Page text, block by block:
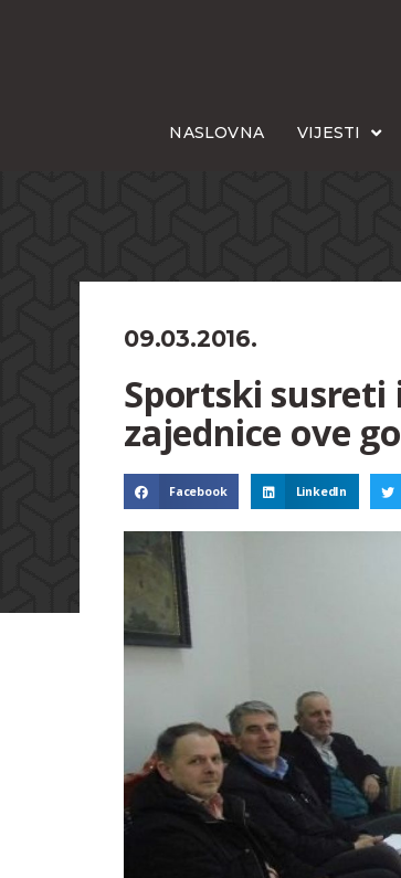
NASLOVNA VIJESTI
09.03.2016.
Sportski susreti
zajednice ove
Facebook LinkedIn